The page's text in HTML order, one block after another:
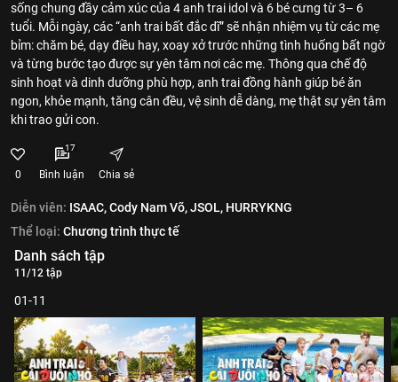
sống chung đầy cảm xúc của 4 anh trai idol và 6 bé cưng từ 3– 6
tuổi. Mỗi ngày, các “anh trai bất đắc dĩ” sẽ nhận nhiệm vụ từ các mẹ
bỉm: chăm bé, dạy điều hay, xoay xở trước những tình huống bất ngờ
và từng bước tạo được sự yên tâm nơi các mẹ. Thông qua chế độ
sinh hoạt và dinh dưỡng phù hợp, anh trai đồng hành giúp bé ăn
ngon, khỏe mạnh, tăng cân đều, vệ sinh dễ dàng, mẹ thật sự yên tâm
khi trao gửi con.
0
17
Bình luận Chia sẻ
Diễn viên: ISAAC,Cody Nam Võ,JSOL, HURRYKNG
Thể loại: Chương trình thực tế
Danh sách tập
11/12 tập
01-11